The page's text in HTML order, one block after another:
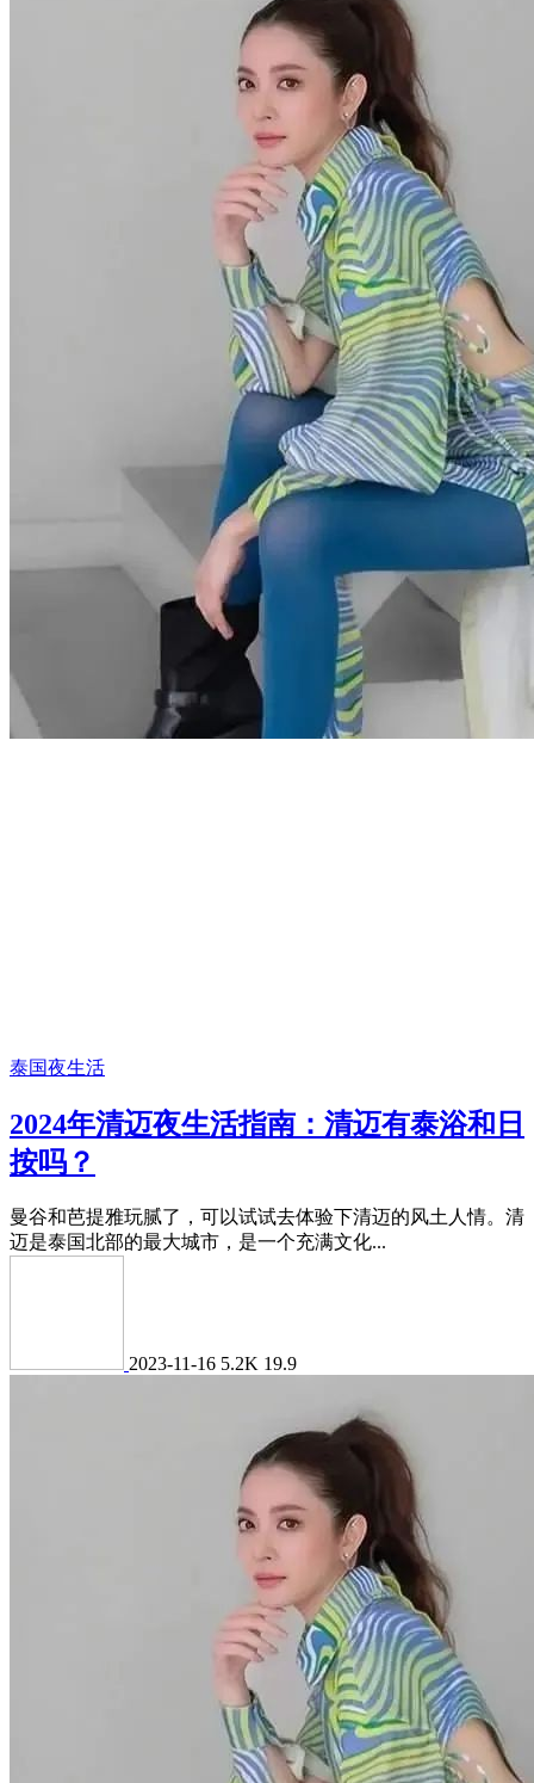
泰国夜生活
2024年清迈夜生活指南：清迈有泰浴和日
按吗？
曼谷和芭提雅玩腻了，可以试试去体验下清迈的风土人情。清
迈是泰国北部的最大城市，是一个充满文化...
2023-11-16 5.2K 19.9